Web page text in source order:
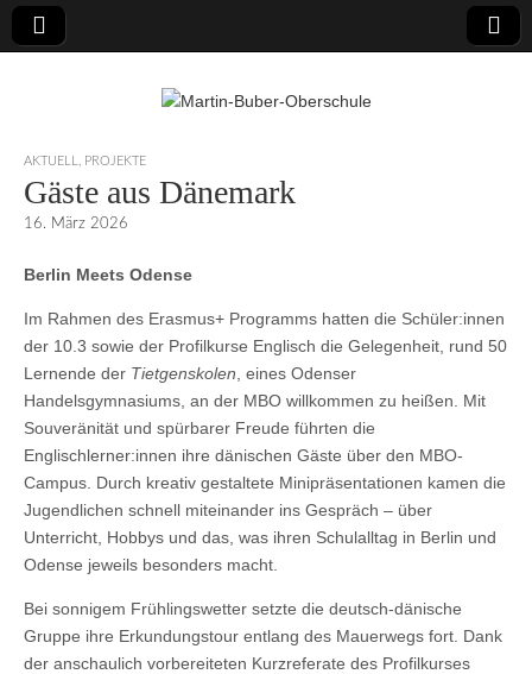
Martin-Buber-
AKTUELL PROJEKTE
Gäste aus Dänemark
16. März 2026
Berlin Meets Odense
Im Rahmen des Erasmus+ Programms hatten die Schüler:innen
der 10.3 sowie der Profilkurse Englisch die Gelegenheit, rund 50
Lernende der Tietgenskolen , eines Odenser
Handelsgymnasiums, an der MBO willkommen zu heißen. Mit
Souveränität und spürbarer Freude führten die
Englischlerner:innen ihre dänischen Gäste über den MBO-
Campus. Durch kreativ gestaltete Minipräsentationen kamen die
Jugendlichen schnell miteinander ins Gespräch – über
Unterricht, Hobbys und das, was ihren Schulalltag in Berlin und
Odense jeweils besonders macht.
Bei sonnigem Frühlingswetter setzte die deutsch-dänische
Gruppe ihre Erkundungstour entlang des Mauerwegs fort. Dank
der anschaulich vorbereiteten Kurzreferate des Profilkurses